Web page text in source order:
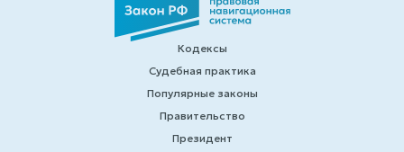
Кодексы
Судебная практика
Популярные законы
Правительство
Президент